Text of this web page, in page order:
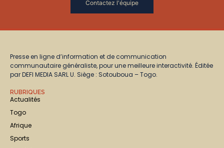
Contactez l'équipe
Presse en ligne d’information et de communication
communautaire généraliste, pour une meilleure interactivité. Éditée
par DEFI MEDIA SARL U. Siège : Sotouboua – Togo.
RUBRIQUES
Actualités
Togo
Afrique
Sports